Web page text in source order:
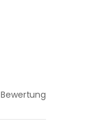
Bewertung